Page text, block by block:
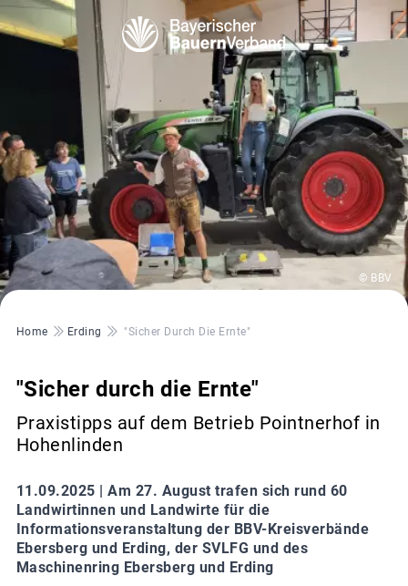
© BBV
Pfadnavigation
Home Erding "Sicher Durch Die Ernte"
"Sicher durch die Ernte"
Praxistipps auf dem Betrieb Pointnerhof in
Hohenlinden
11.09.2025 | Am 27. August trafen sich rund 60
Landwirtinnen und Landwirte für die
Informationsveranstaltung der BBV-Kreisverbände
Ebersberg und Erding, der SVLFG und des
Maschinenring Ebersberg und Erding